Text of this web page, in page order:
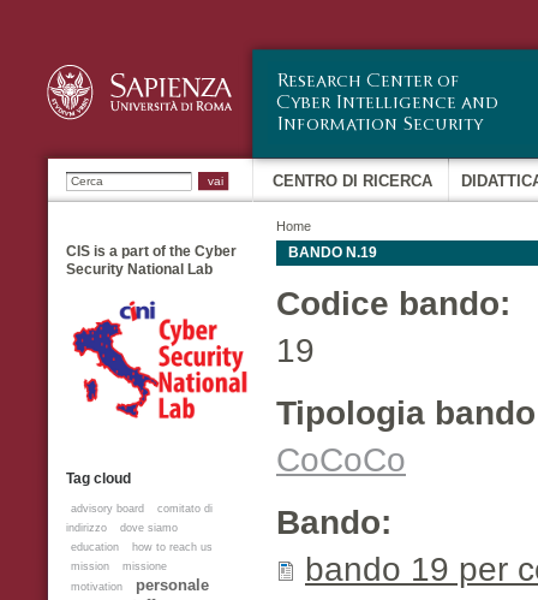
Ricerca CENTRO DI RICERCA
Home
CIS is a part of the Cyber
Security National Lab
Tag cloud
advisory board
comitato di
indirizzo
dove siamo
education
how to reach us
mission
missione
motivation
personale
BANDO N.19
Codice bando:
19
Tipologia
CoCoCo
Bando:
bando 19 per